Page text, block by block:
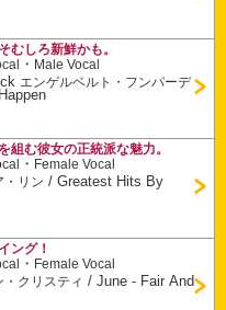
むしろ新鮮かも。
・ Male Vocal
エンゲルベルト・フンパーデ
組む彼女の正統派な魅力。
・ Female Vocal
・リン /Greatest Hits By
ング！
・ Female Vocal
・クリスティ /June - Fair And